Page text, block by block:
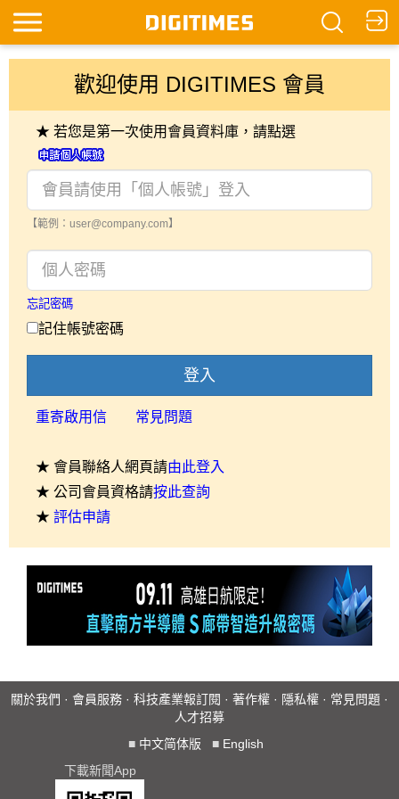
歡迎使用 DIGITIMES 會員
★ 若您是第一次使用會員資料庫，請點選
【範例：user@company.com】
忘記密碼
記住帳號密碼
登入
重寄啟用信 常見問題
★ 會員聯絡人網頁請由此登入
★ 公司會員資格請按此查詢
★ 評估申請
關於我們 · 會員服務 · 科技產業報訂閱 · 著作權 · 隱私權 · 常見問題 ·
人才招募
■ 中文简体版 ■ English
下載新聞App